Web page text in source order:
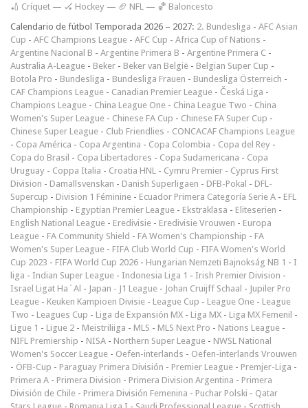
🏏 Críquet — 🏑 Hockey — 🏈 NFL — 🏀 Baloncesto
Calendario de fútbol Temporada 2026 – 2027: 2. Bundesliga - AFC Asian
Cup - AFC Champions League - AFC Cup - Africa Cup of Nations -
Argentine Nacional B - Argentine Primera B - Argentine Primera C -
Australia A-League - Beker - Beker van België - Belgian Super Cup -
Botola Pro - Bundesliga - Bundesliga Frauen - Bundesliga Österreich -
CAF Champions League - Canadian Premier League - Česká Liga -
Champions League - China League One - China League Two - China
Women's Super League - Chinese FA Cup - Chinese FA Super Cup -
Chinese Super League - Club Friendlies - CONCACAF Champions League
- Copa América - Copa Argentina - Copa Colombia - Copa del Rey -
Copa do Brasil - Copa Libertadores - Copa Sudamericana - Copa
Uruguay - Coppa Italia - Croatia HNL - Cymru Premier - Cyprus First
Division - Damallsvenskan - Danish Superligaen - DFB-Pokal - DFL-
Supercup - Division 1 Féminine - Ecuador Primera Categoría Serie A - EFL
Championship - Egyptian Premier League - Ekstraklasa - Eliteserien -
English National League - Eredivisie - Eredivisie Vrouwen - Europa
League - FA Community Shield - FA Women's Championship - FA
Women's Super League - FIFA Club World Cup - FIFA Women's World
Cup 2023 - FIFA World Cup 2026 - Hungarian Nemzeti Bajnokság NB 1 - I
liga - Indian Super League - Indonesia Liga 1 - Irish Premier Division -
Israel Ligat Ha`Al - Japan - J1 League - Johan Cruijff Schaal - Jupiler Pro
League - Keuken Kampioen Divisie - League Cup - League One - League
Two - Leagues Cup - Liga de Expansión MX - Liga MX - Liga MX Femenil -
Ligue 1 - Ligue 2 - Meistriliiga - MLS - MLS Next Pro - Nations League -
NIFL Premiership - NISA - Northern Super League - NWSL National
Women's Soccer League - Oefen-interlands - Oefen-interlands Vrouwen
- ÖFB-Cup - Paraguay Primera División - Premier League - Premjer-Liga -
Primera A - Primera Division - Primera Division Argentina - Primera
División de Chile - Primera División Femenina - Puchar Polski - Qatar